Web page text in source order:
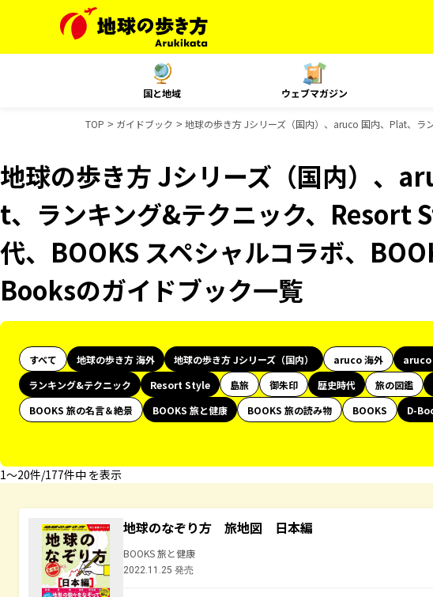
国と地域 ウェブマガジン
TOP ガイドブック 地球の歩き方 Jシリーズ（国内）、aruco 国内、Plat、ラ
地球の歩き方 Jシリーズ（国内）、
t、ランキング&テクニック、Resort
代、BOOKS スペシャルコラボ、
Booksのガイドブック一覧
すべて 地球の歩き方 海外 地球の歩き方 Jシリーズ（国内） aruco 海外 aruco
ランキング&テクニック
Resort Style 島旅 御朱印 歴史時代 旅の図鑑
BOOKS 旅の名言＆絶景
BOOKS 旅と健康 BOOKS 旅の読み物 BOOKS
D-
1〜20件/177件中 を表示
地球のなぞり方 旅地図 日本編
BOOKS 旅と健康
2022.11.25 発売